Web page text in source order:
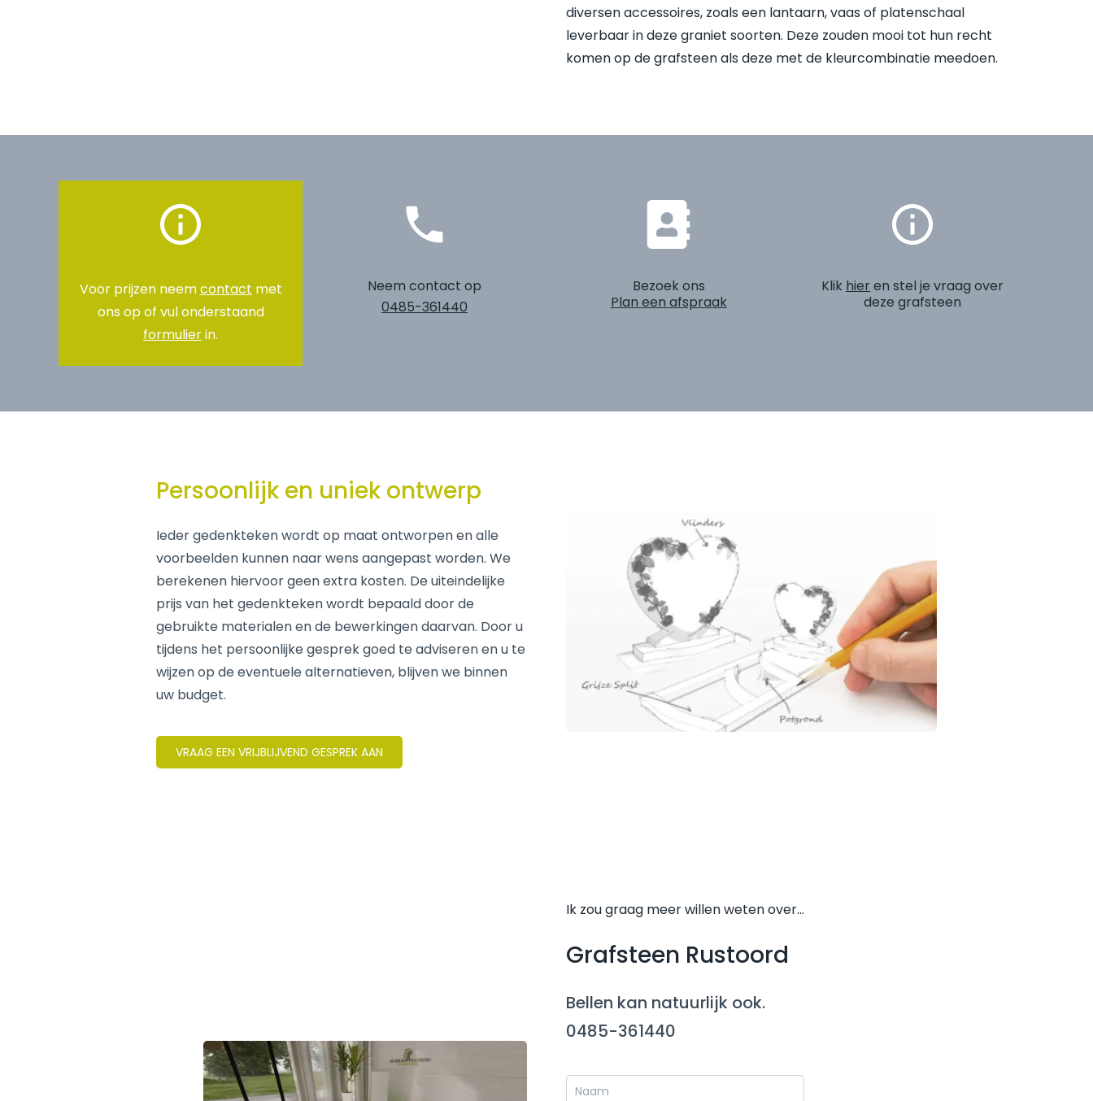
diversen accessoires, zoals een lantaarn, vaas of platenschaal
leverbaar in deze graniet soorten. Deze zouden mooi tot hun recht
komen op de grafsteen als deze met de kleurcombinatie meedoen.
Voor prijzen neemcontact met
ons op of vul onderstaand
formulierin.
Neem contact op
0485-361440
Bezoek ons
Plan een afspraak
Klik hier en stel je vraag over
deze grafsteen
Persoonlijk en uniek ontwerp
Ieder gedenkteken wordt op maat ontworpen en alle
voorbeelden kunnen naar wens aangepast worden. We
berekenen hiervoor geen extra kosten. De uiteindelijke
prijs van het gedenkteken wordt bepaald door de
gebruikte materialen en de bewerkingen daarvan. Door u
tijdens het persoonlijke gesprek goed te adviseren en u te
wijzen op de eventuele alternatieven, blijven we binnen
uw budget.
VRAAG EEN VRIJBLIJVEND GESPREK AAN
Ik zou graag meer willen weten over…
Grafsteen Rustoord
Bellen kan natuurlijk ook.
0485-361440